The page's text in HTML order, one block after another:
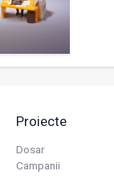
Proiecte
Dosar
Campanii